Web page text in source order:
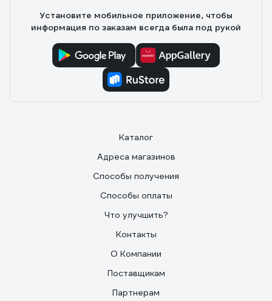
Установите мобильное приложение, чтобы
информация по заказам всегда была под рукой
Каталог
Адреса магазинов
Способы получения
Способы оплаты
Что улучшить?
Контакты
О Компании
Поставщикам
Партнерам